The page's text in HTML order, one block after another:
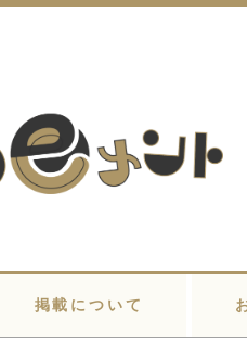
掲載について